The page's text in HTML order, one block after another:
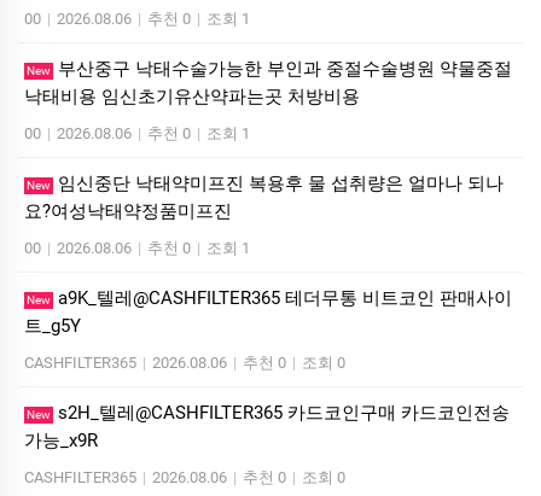
00 | 2026.08.06 | 추천 0 | 조회 1
New
부산중구 낙태수술가능한 부인과 중절수술병원 약물중절
낙태비용 임신초기유산약파는곳 처방비용
00 | 2026.08.06 | 추천 0 | 조회 1
New
임신중단 낙태약미프진 복용후 물 섭취량은 얼마나 되나
요?여성낙­태약정품미­프진
00 | 2026.08.06 | 추천 0 | 조회 1
New a9K_텔레@CASHFILTER365 테더무통 비트코인 판매사이
트_g5Y
CASHFILTER365 | 2026.08.06 | 추천 0 | 조회 0
New s2H_텔레@CASHFILTER365 카드코인구매 카드코인전송
가능_x9R
CASHFILTER365 | 2026.08.06 | 추천 0 | 조회 0